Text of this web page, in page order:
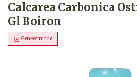
Calcarea Carbonica
Gl Boiron
Geneesmiddel